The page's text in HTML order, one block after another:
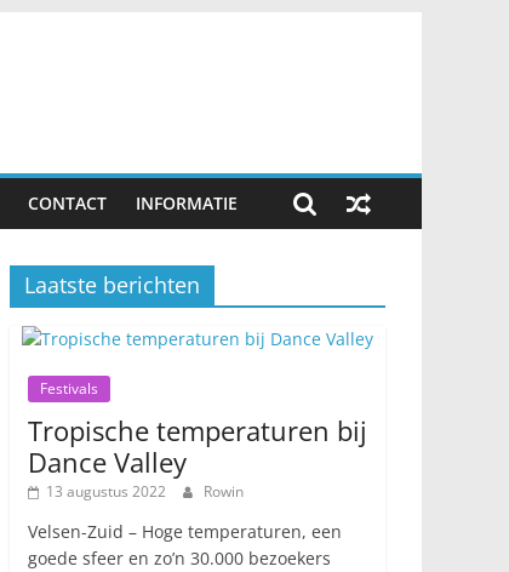
CONTACT INFORMATIE
Laatste berichten
Festivals
Tropische temperaturen bij
Dance Valley
13 augustus 2022 Rowin
Velsen-Zuid – Hoge temperaturen, een
goede sfeer en zo’n 30.000 bezoekers